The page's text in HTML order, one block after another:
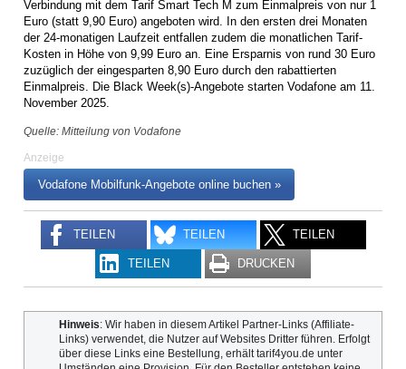
Verbindung mit dem Tarif Smart Tech M zum Einmalpreis von nur 1
Euro (statt 9,90 Euro) angeboten wird. In den ersten drei Monaten
der 24-monatigen Laufzeit entfallen zudem die monatlichen Tarif-
Kosten in Höhe von 9,99 Euro an. Eine Ersparnis von rund 30 Euro
zuzüglich der eingesparten 8,90 Euro durch den rabattierten
Einmalpreis. Die Black Week(s)-Angebote starten Vodafone am 11.
November 2025.
Quelle: Mitteilung von Vodafone
Anzeige
Vodafone Mobilfunk-Angebote online buchen »
TEILEN TEILEN TEILEN
TEILEN DRUCKEN
Hinweis: Wir haben in diesem Artikel Partner-Links (Affiliate-
Links) verwendet, die Nutzer auf Websites Dritter führen. Erfolgt
über diese Links eine Bestellung, erhält tarif4you.de unter